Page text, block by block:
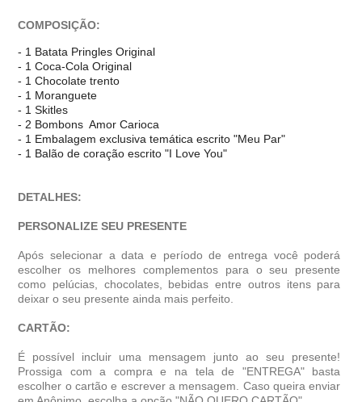
COMPOSIÇÃO:
- 1 Batata Pringles Original
- 1 Coca-Cola Original
- 1 Chocolate trento
- 1 Moranguete
- 1 Skitles
- 2 Bombons Amor Carioca
- 1 Embalagem exclusiva temática escrito "Meu Par"
- 1 Balão de coração escrito "I Love You"
DETALHES:
PERSONALIZE SEU PRESENTE
Após selecionar a data e período de entrega você poder
escolher os melhores complementos para o seu presente
como pelúcias, chocolates, bebidas entre outros itens para
deixar o seu presente ainda mais perfeito.
CARTÃO:
É possível incluir uma mensagem junto ao seu presente!
Prossiga com a compra e na tela de "ENTREGA" basta
escolher o cartão e escrever a mensagem. Caso queira enviar